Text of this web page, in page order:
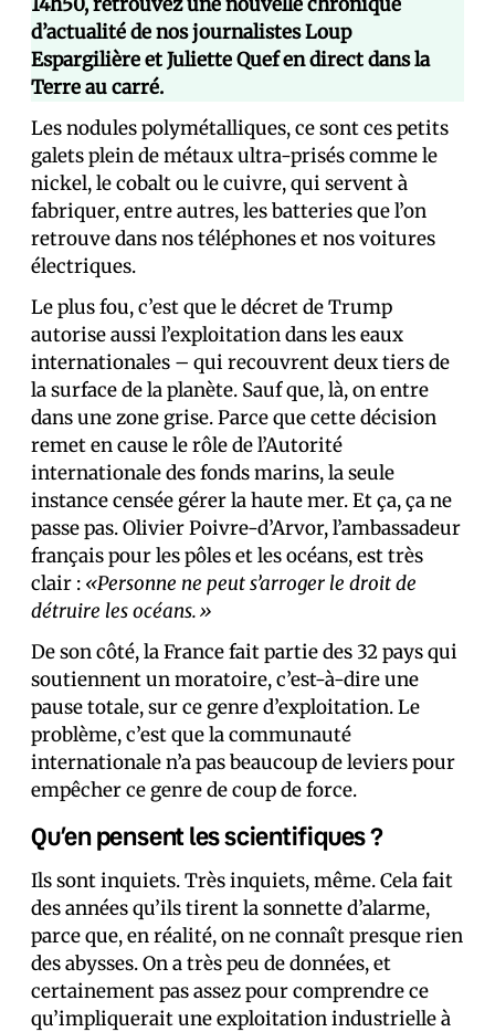
d’actualité de nos journalistes Loup
Espargilière et Juliette Quef en direct dans la
Terre au carré.
Les nodules polymétalliques, ce sont ces petits
galets plein de métaux ultra-prisés comme le
nickel, le cobalt ou le cuivre, qui servent à
fabriquer, entre autres, les batteries que l’on
retrouve dans nos téléphones et nos voitures
électriques.
Le plus fou, c’est que le décret de Trump
autorise aussi l’exploitation dans les eaux
internationales – qui recouvrent deux tiers de
la surface de la planète. Sauf que, là, on entre
dans une zone grise. Parce que cette décision
remet en cause le rôle de l’Autorité
internationale des fonds marins, la seule
instance censée gérer la haute mer. Et ça, ça ne
passe pas. Olivier Poivre-d’Arvor, l’ambassadeur
français pour les pôles et les océans, est très
clair : «Personne ne peut s’arroger le droit de
détruire les océans.»
De son côté, la France fait partie des 32 pays qui
soutiennent un moratoire, c’est-à-dire une
pause totale, sur ce genre d’exploitation. Le
problème, c’est que la communauté
internationale n’a pas beaucoup de leviers pour
empêcher ce genre de coup de force.
Qu’en pensent les scientifiques ?
Ils sont inquiets. Très inquiets, même. Cela fait
des années qu’ils tirent la sonnette d’alarme,
parce que, en réalité, on ne connaît presque rien
des abysses. On a très peu de données, et
certainement pas assez pour comprendre ce
qu’impliquerait une exploitation industrielle à